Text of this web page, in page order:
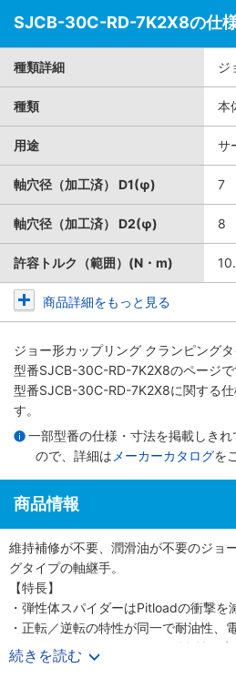
SJCB-30C-RD-7K2X8の仕
種類詳細 ジ
種類 本
用途 サ
軸穴径（加工済） D1(φ) 7
軸穴径（加工済） D2(φ) 8
許容トルク（範囲）(N・m)
商品詳細をもっと見る
ジョー形カップリング クランピング
型番SJCB-30C-RD-7K2X8のページで
型番SJCB-30C-RD-7K2X8に関する仕
す。
一部型番の仕様・寸法を掲載しき
ので、詳細は メーカーカタログを
商品情報
維持補修が不要、潤滑油が不要のジョ
グタイプの軸継手。
【特長】
・弾性体スパイダーはPitloadの衝撃を
・正転／逆転の特性が同一で耐油性、
・バックラッシュ0で優れた耐久性と高
グ。
続きを読む